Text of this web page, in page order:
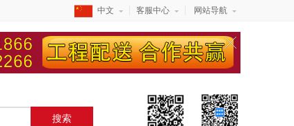
中文 客服中心 网站导航
搜索